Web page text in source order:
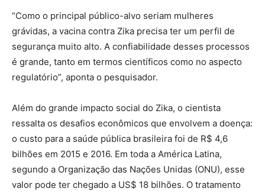
“Como o principal público-alvo seriam mulheres
grávidas, a vacina contra Zika precisa ter um perfil de
segurança muito alto. A confiabilidade desses processos
é grande, tanto em termos científicos como no aspecto
regulatório”, aponta o pesquisador.
Além do grande impacto social do Zika, o cientista
ressalta os desafios econômicos que envolvem a doença:
o custo para a saúde pública brasileira foi de R$ 4,6
bilhões em 2015 e 2016. Em toda a América Latina,
segundo a Organização das Nações Unidas (ONU), esse
valor pode ter chegado a US$ 18 bilhões. O tratamento